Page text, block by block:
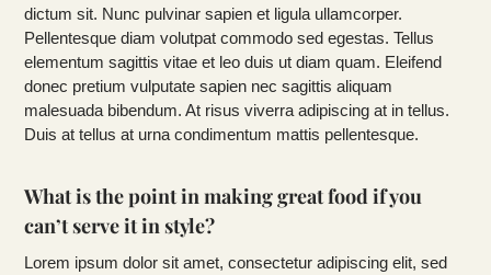
dictum sit. Nunc pulvinar sapien et ligula ullamcorper.
Pellentesque diam volutpat commodo sed egestas. Tellus
elementum sagittis vitae et leo duis ut diam quam. Eleifend
donec pretium vulputate sapien nec sagittis aliquam
malesuada bibendum. At risus viverra adipiscing at in tellus.
Duis at tellus at urna condimentum mattis pellentesque.
What is the point in making great food if you
can’t serve it in style?
Lorem ipsum dolor sit amet, consectetur adipiscing elit, sed